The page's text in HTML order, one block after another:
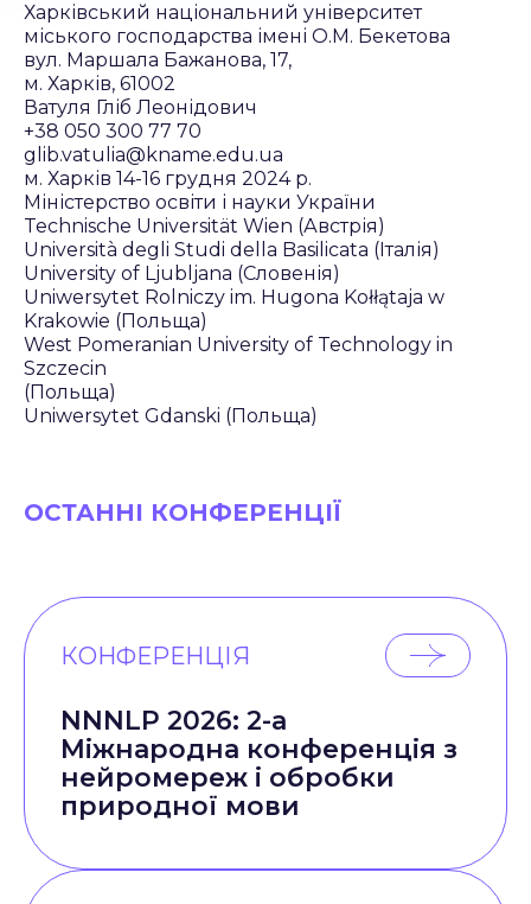
Харківський національний університет
міського господарства імені О.М. Бекетова
вул. Маршала Бажанова, 17,
м. Харків, 61002
Ватуля Гліб Леонідович
+38 050 300 77 70
glib.vatulia@kname.edu.ua
м. Харків 14-16 грудня 2024 р.
Міністерство освіти і науки України
Technische Universität Wien (Австрія)
Università degli Studi della Basilicata (Італія)
University of Ljubljana (Словенія)
Uniwersytet Rolniczy im. Hugona Kołłątaja w
Krakowie (Польща)
West Pomeranian University of Technology in
Szczecin
(Польща)
Uniwersytet Gdanski (Польща)
ОСТАННІ КОНФЕРЕНЦІЇ
КОНФЕРЕНЦІЯ
NNNLP 2026: 2-а
Міжнародна конференція з
нейромереж і обробки
природної мови